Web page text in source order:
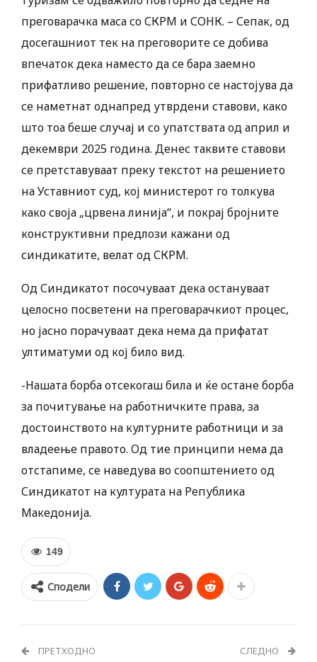
преговарачка маса со СКРМ и СОНК. – Сепак, од
досегашниот тек на преговорите се добива
впечаток дека наместо да се бара заемно
прифатливо решение, повторно се настојува да
се наметнат однапред утврдени ставови, како
што тоа беше случај и со упатствата од април и
декември 2025 година. Денес таквите ставови
се претставуваат преку текстот на решението
на Уставниот суд, кој министерот го толкува
како своја „црвена линија“, и покрај бројните
конструктивни предлози кажани од
синдикатите, велат од СКРМ.
Од Синдикатот посочуваат дека остануваат
целосно посветени на преговарачкиот процес,
но јасно порачуваат дека нема да прифатат
ултиматуми од кој било вид.
-Нашата борба отсекогаш била и ќе остане борба
за почитување на работничките права, за
достоинството на културните работници и за
владеење правото. Од тие принципи нема да
отстапиме, се наведува во соопштението од
Синдикатот на културата на Република
Македонија.
149
Сподели
ПРЕТХОДНО СЛЕДНО